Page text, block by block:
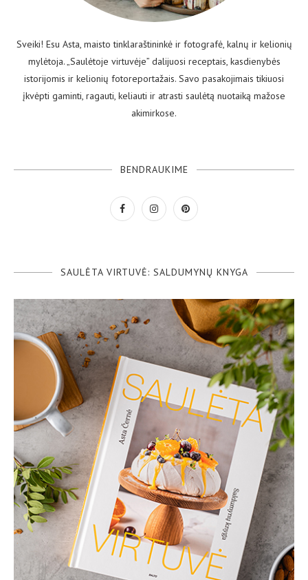
Sveiki! Esu Asta, maisto tinklaraštininkė ir fotografė, kalnų ir kelionių
mylėtoja. „Saulėtoje virtuvėje” dalijuosi receptais, kasdienybės
istorijomis ir kelionių fotoreportažais. Savo pasakojimais tikiuosi
įkvėpti gaminti, ragauti, keliauti ir atrasti saulėtą nuotaiką mažose
akimirkose.
BENDRAUKIME
SAULĖTA VIRTUVĖ: SALDUMYNŲ KNYGA